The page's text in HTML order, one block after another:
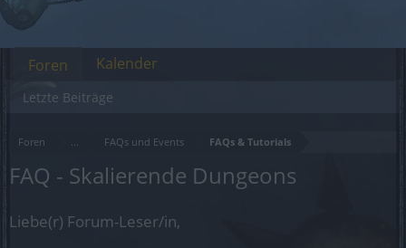
Foren ... FAQs und Events FAQs & Tutorials
FAQ - Skalierende Dungeons
Liebe(r) Forum-Leser/in,
Foren
Letzte Beiträge
Kalender